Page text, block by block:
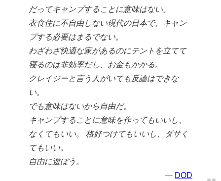
だってキャンプすることに意味はない。
衣食住に不自由しない現代の日本で、キャン
プする必要はまるでない。
わざわざ快適な家があるのにテントを立てて
寝るのは非効率だし、お金もかかる。
クレイジーと言う人がいても反論はできな
い。
でも意味はないから自由だ。
キャンプすることに意味を作ってもいいし、
なくてもいい。 格好つけてもいいし、ダサく
てもいい。
自由に遊ぼう。
DOD